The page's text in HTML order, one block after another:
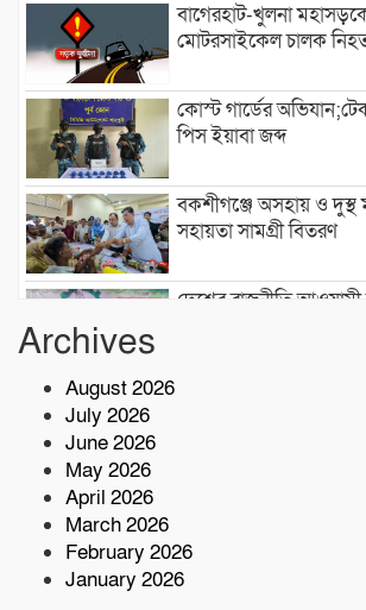
বাগেরহাট-খুলনা
মোটরসাইকেল চালক
কোস্ট গার্ডের
পিস ইয়াবা জব্দ
বকশীগঞ্জে অসহায় ও দুস্থ
সহায়তা সামগ্রী বিতরণ
দেশের রাজনীতি আওয়ামী
বাসচাপায় ৭ শ্রমিক
Archives
August 2026
July 2026
June 2026
May 2026
April 2026
March 2026
February 2026
January 2026